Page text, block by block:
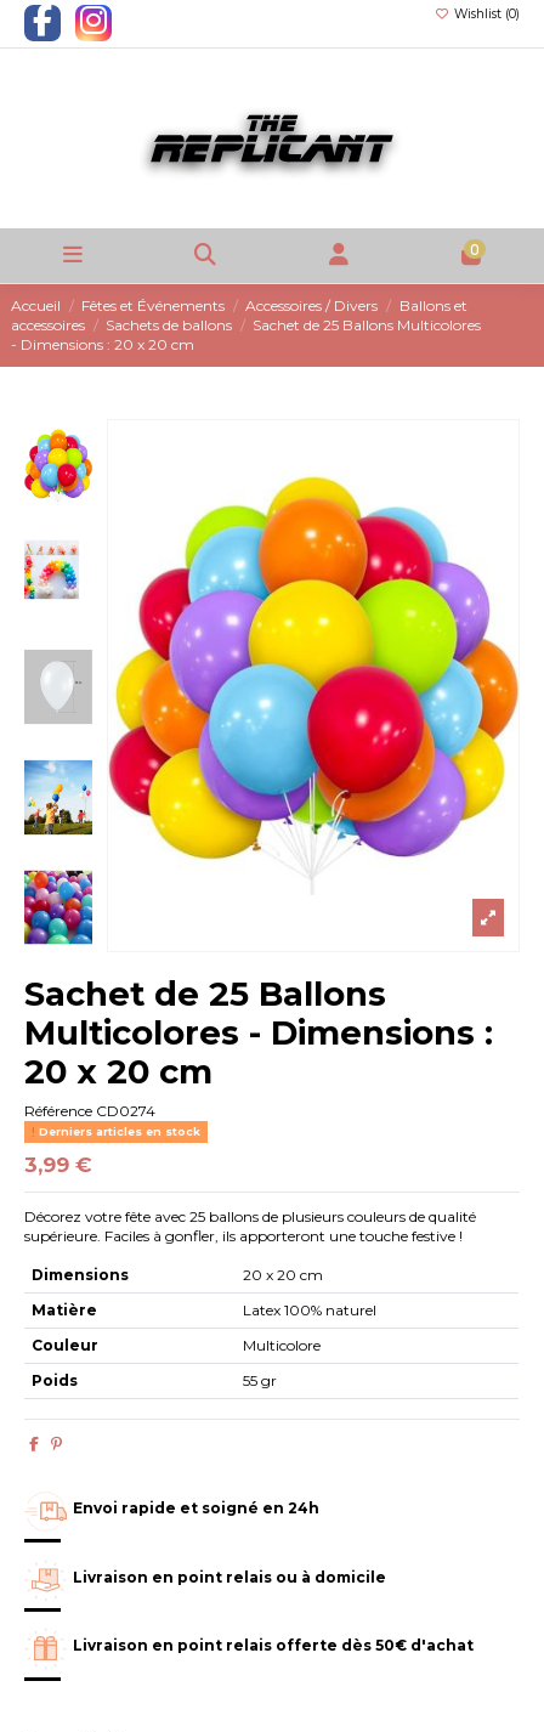
Wishlist (0)
0
Accueil Fêtes et Événements Accessoires / Divers
Ballons et
accessoires
Sachets de ballons
Sachet de 25 Ballons Multicolores
- Dimensions : 20 x 20 cm
Sachet de 25 Ballons
Multicolores - Dimensions :
20 x 20 cm
Référence CD0274
Derniers articles en stock
3,99 €
Décorez votre fête avec 25 ballons de plusieurs couleurs de qualité
supérieure. Faciles à gonfler, ils apporteront une touche festive !
Dimensions
20 x 20 cm
Matière
Latex 100% naturel
Couleur
Multicolore
Poids
55 gr
Envoi rapide et soigné en 24h
Livraison en point relais ou à domicile
Livraison en point relais offerte dès 50€ d'achat